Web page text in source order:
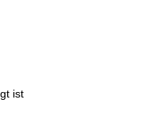
ist